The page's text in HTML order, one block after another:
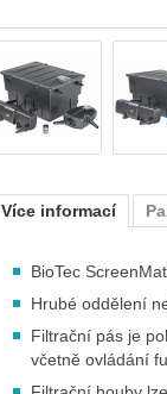
Více informací
BioTec
Hrubé oddělení
Filtrační pás je
včetně ovládání